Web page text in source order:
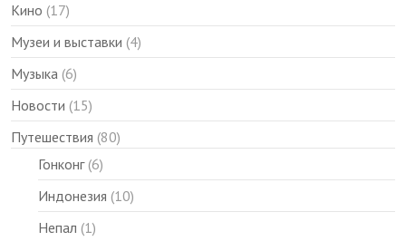
Кино (17)
Музеи и выставки (4)
Музыка (6)
Новости (15)
Путешествия (80)
Гонконг(6)
Индонезия (10)
Непал (1)